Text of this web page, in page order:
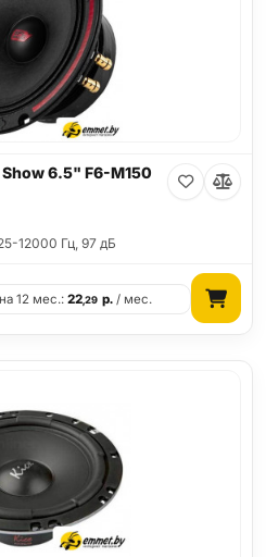
6.5" F6-M150
12000 Гц, 97 дБ
12 мес.:22,29 р./ мес.